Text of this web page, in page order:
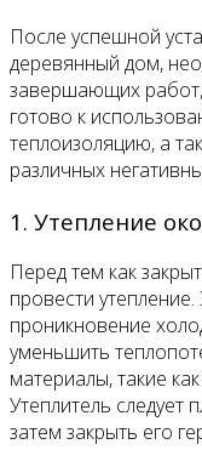
После успешной
деревянный дом,
завершающих
готово к
теплоизоляцию, а
различных
1. Утепление
Перед тем как
провести
проникновение
уменьшить
материалы, такие
Утеплитель следует
затем закрыть его